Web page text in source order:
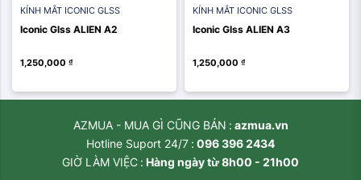
KÍNH MẮT ICONIC GLSS
Iconic Glss ALIEN A2
1,250,000 ₫
KÍNH MẮT ICONIC GLSS
Iconic Glss ALIEN A3
1,250,000 ₫
AZMUA - MUA GÌ CŨNG BÁN
azmua.vn
Hotline Suport 24/7 096 396 2434
GIỜ LÀM VIỆC
Hàng ngày từ 8h00 - 21h00